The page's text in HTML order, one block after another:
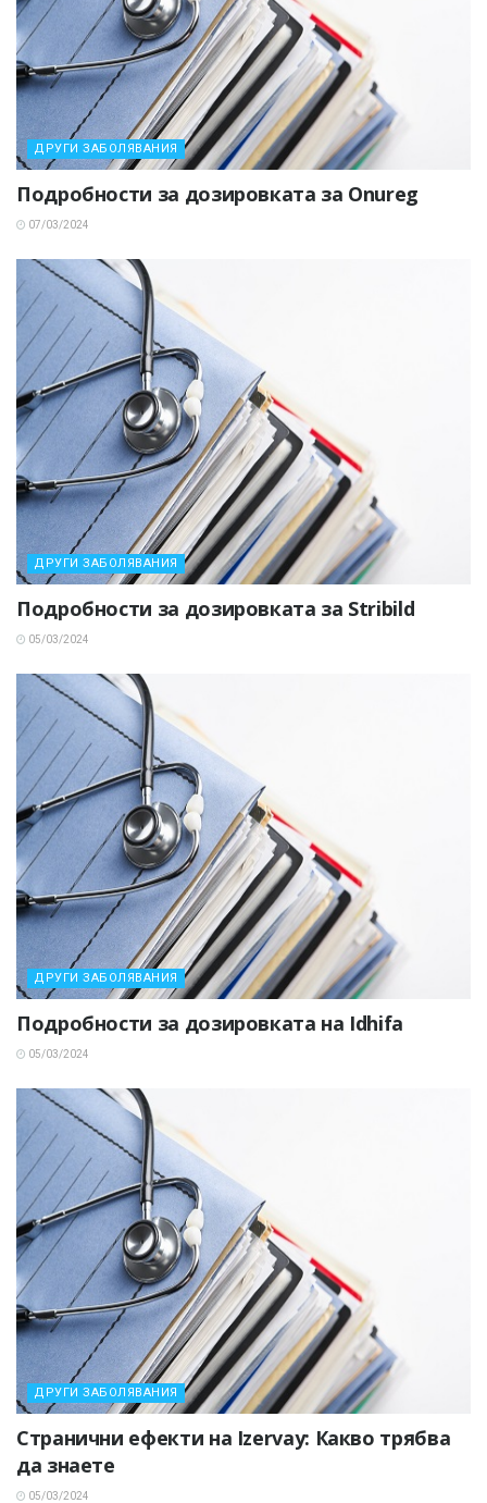
ДРУГИ ЗАБОЛЯВАНИЯ
Подробности за дозировката за Onureg
07/03/2024
ДРУГИ ЗАБОЛЯВАНИЯ
Подробности за дозировката за Stribild
05/03/2024
ДРУГИ ЗАБОЛЯВАНИЯ
Подробности за дозировката на Idhifa
05/03/2024
ДРУГИ ЗАБОЛЯВАНИЯ
Странични ефекти на Izervay: Какво трябва
да знаете
05/03/2024